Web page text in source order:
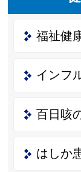
福祉健
インフ
百日咳
はしか